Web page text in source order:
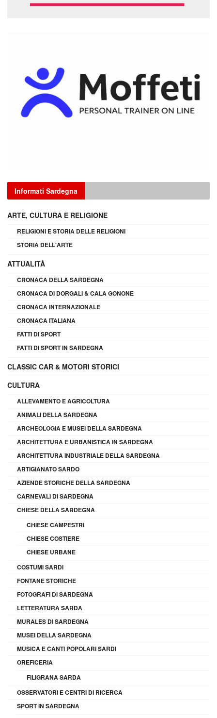
Informati Sardegna
ARTE, CULTURA E RELIGIONE
RELIGIONI E STORIA DELLE RELIGIONI
STORIA DELL'ARTE
ATTUALITÀ
CRONACA DELLA SARDEGNA
CRONACA DI DORGALI & CALA GONONE
CRONACA INTERNAZIONALE
CRONACA ITALIANA
FATTI DI SPORT
FATTI DI SPORT IN SARDEGNA
CLASSIC CAR & MOTORI STORICI
CULTURA
ALLEVAMENTO E AGRICOLTURA
ANIMALI DELLA SARDEGNA
ARCHEOLOGIA E MUSEI DELLA SARDEGNA
ARCHITETTURA E URBANISTICA IN SARDEGNA
ARCHITETTURA INDUSTRIALE DELLA SARDEGNA
ARTIGIANATO SARDO
AZIENDE STORICHE DELLA SARDEGNA
CARNEVALI DI SARDEGNA
CHIESE DELLA SARDEGNA
CHIESE CAMPESTRI
CHIESE COSTIERE
CHIESE URBANE
COSTUMI SARDI
FONTANE STORICHE
FOTOGRAFI DI SARDEGNA
LETTERATURA SARDA
MURALES DI SARDEGNA
MUSEI DELLA SARDEGNA
MUSICA E CANTI POPOLARI SARDI
OREFICERIA
FILIGRANA SARDA
OSSERVATORI E CENTRI DI RICERCA
SPORT IN SARDEGNA